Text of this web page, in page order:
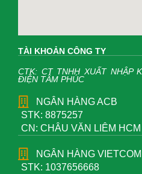
TÀI KHOẢN CÔNG TY
CTK: CT TNHH XUẤT NHẬP
ĐIỆN TÂM PHÚC
NGÂN HÀNG ACB
STK: 8875257
CN: CHÂU VĂN LIÊM HCM
NGÂN HÀNG
STK: 1037656668